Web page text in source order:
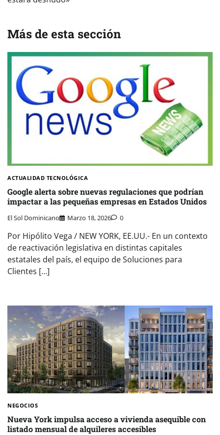
Más de esta sección
ACTUALIDAD TECNOLÓGICA
Google alerta sobre nuevas regulaciones que podrían
impactar a las pequeñas empresas en Estados Unidos
El Sol Dominicano Marzo 18, 2026 0
Por Hipólito Vega / NEW YORK, EE.UU.- En un contexto
de reactivación legislativa en distintas capitales
estatales del país, el equipo de Soluciones para
Clientes […]
NEGOCIOS
Nueva York impulsa acceso a vivienda asequible con
listado mensual de alquileres accesibles